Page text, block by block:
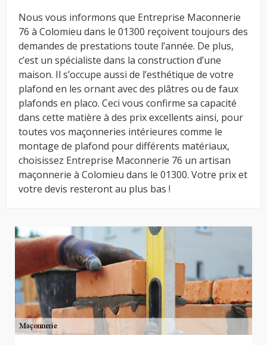
Nous vous informons que Entreprise Maconnerie
76 à Colomieu dans le 01300 reçoivent toujours des
demandes de prestations toute l’année. De plus,
c’est un spécialiste dans la construction d’une
maison. Il s’occupe aussi de l’esthétique de votre
plafond en les ornant avec des plâtres ou de faux
plafonds en placo. Ceci vous confirme sa capacité
dans cette matière à des prix excellents ainsi, pour
toutes vos maçonneries intérieures comme le
montage de plafond pour différents matériaux,
choisissez Entreprise Maconnerie 76 un artisan
maçonnerie à Colomieu dans le 01300. Votre prix et
votre devis resteront au plus bas !